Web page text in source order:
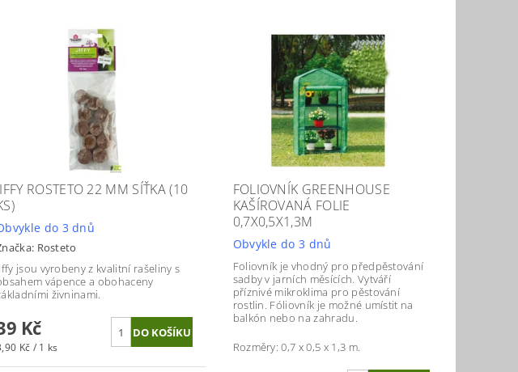
ROSTETO 22 MM SÍŤKA (10
do 3 dnů
Rosteto
jsou vyrobeny z kvalitní rašeliny s
vápence a obohaceny
živninami.
Kč
Kč / 1 ks
FOLIOVNÍK GREENHOUSE
KAŠÍROVANÁ FOLIE
0,7X0,5X1,3M
Obvykle do 3 dnů
Foliovník je vhodný pro předpěstování
sadby v jarních měsících. Vytváří
příznivé mikroklima pro pěstování
rostlin. Fóliovník je možné umístit na
balkón nebo na zahradu.
Rozměry: 0,7 x 0,5 x 1,3 m.